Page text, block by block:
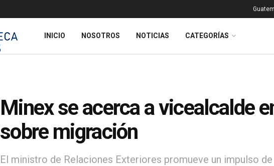
INICIO NOSOTROS NOTICIAS CATEGORÍAS
Minex se acerca a vicealcalde
sobre migración
El ministro de Relaciones Exteriores promueve un impulso